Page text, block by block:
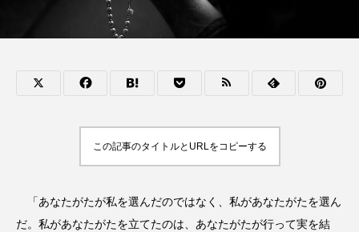
この記事のタイトルとURLをコピーする
「あなたがたが私を選んだのではなく、私があなたがたを選ん
だ。私があなたがたを立てたのは、あなたがたが行って実を結